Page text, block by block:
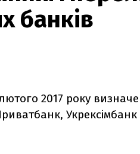
банків
2017 року
Укрексімбанк